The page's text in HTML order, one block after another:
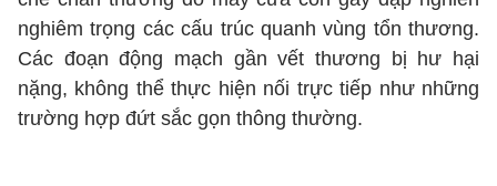
nghiêm trọng các cấu trúc quanh vùng tổn thương.
Các đoạn động mạch gần vết thương bị hư hại
nặng, không thể thực hiện nối trực tiếp như những
trường hợp đứt sắc gọn thông thường.